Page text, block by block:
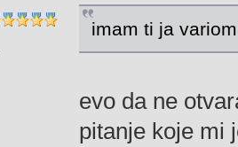
imam ti ja
evo da ne
pitanje koje mi